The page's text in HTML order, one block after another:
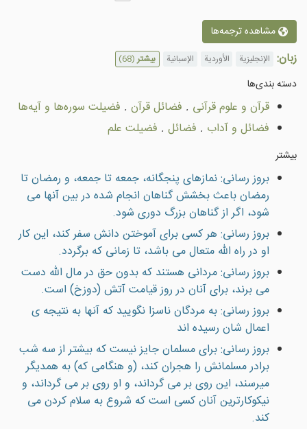
مشاهده ترجمه‌ها
زبان: الإنجليزية الأوردية الإسبانية بیشتر(68)
دسته بندى‌ها
قرآن و علوم قرآنی . فضائل قرآن . فضیلت سوره‌ها و آيه‌ها
فضائل و آداب . فضائل . فضیلت علم
بیشتر
بروز رسانی: نمازهاى پنجگانه، جمعه تا جمعه، و رمضان تا
رمضان باعث بخشش گناهان انجام شده در بين آنها مى
شود، اگر از گناهان بزرگ دورى شود.
بروز رسانی: هر كسى براى آموختن دانش سفر كند، اين كار
او در راه الله متعال مى باشد، تا زمانى كه برگردد.
بروز رسانی: مردانى هستند كه بدون حق در مال الله دست
مى برند، براى آنان در روز قيامت آتش (دوزخ) است.
بروز رسانی: به مردگان ناسزا نگوييد که آنها به نتيجه ی
اعمال شان رسيده اند
بروز رسانی: براى مسلمان جایز نيست كه بيشتر از سه شب
برادر مسلمانش را هجران كند، (و هنگامى كه) به همديگر
ميرسند، اين روى بر مى گرداند، و او روى بر مى گرداند، و
نيكوكارترين آنان كسى است كه شروع به سلام كردن مى
كند.